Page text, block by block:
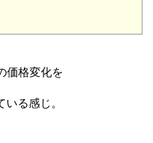
価格変化を
る感じ。